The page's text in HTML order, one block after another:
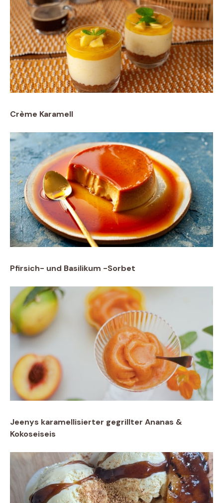
Crème Karamell
Pfirsich- und Basilikum -Sorbet
Jeenys karamellisierter gegrillter Ananas &
Kokoseiseis